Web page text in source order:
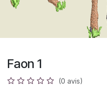
Faon 1
(0 avis)